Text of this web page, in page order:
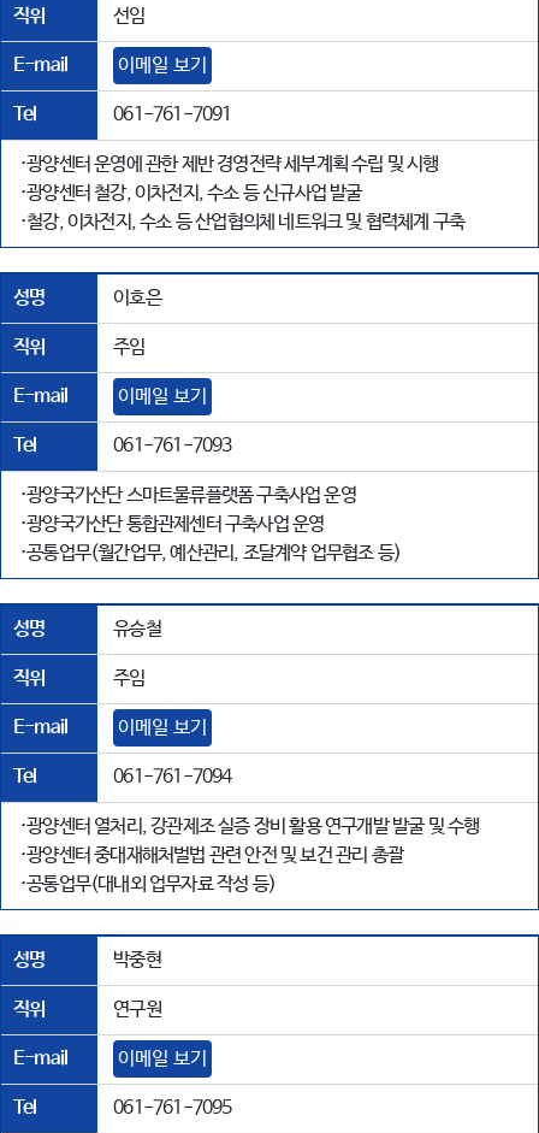
직위 선임
E-mail 이메일 보기
Tel 061-761-7091
·광양센터 운영에 관한 제반 경영전략 세부계획 수립 및 시행
·광양센터 철강, 이차전지, 수소 등 신규사업 발굴
·철강, 이차전지, 수소 등 산업협의체 네트워크 및 협력체계 구축
성명 이호은
직위 주임
E-mail 이메일 보기
Tel 061-761-7093
·광양국가산단 스마트물류플랫폼 구축사업 운영
·광양국가산단 통합관제센터 구축사업 운영
·공통업무(월간업무, 예산관리, 조달계약 업무협조 등)
성명 유승철
직위 주임
E-mail 이메일 보기
Tel 061-761-7094
·광양센터 열처리, 강관제조 실증 장비 활용 연구개발 발굴 및 수행
·광양센터 중대재해처벌법 관련 안전 및 보건 관리 총괄
·공통업무(대내외 업무자료 작성 등)
성명 박중현
직위 연구원
E-mail 이메일 보기
Tel 061-761-7095